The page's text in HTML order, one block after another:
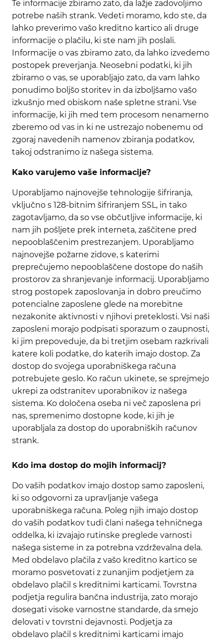
Te informacije zbiramo zato, da lažje zadovoljimo
potrebe naših strank. Vedeti moramo, kdo ste, da
lahko preverimo vašo kreditno kartico ali druge
informacije o plačilu, ki ste nam jih poslali.
Informacije o vas zbiramo zato, da lahko izvedemo
postopek preverjanja. Neosebni podatki, ki jih
zbiramo o vas, se uporabljajo zato, da vam lahko
ponudimo boljšo storitev in da izboljšamo vašo
izkušnjo med obiskom naše spletne strani. Vse
informacije, ki jih med tem procesom nenamerno
zberemo od vas in ki ne ustrezajo nobenemu od
zgoraj navedenih namenov zbiranja podatkov,
takoj odstranimo iz našega sistema.
Kako varujemo vaše informacije?
Uporabljamo najnovejše tehnologije šifriranja,
vključno s 128-bitnim šifriranjem SSL, in tako
zagotavljamo, da so vse občutljive informacije, ki
nam jih pošljete prek interneta, zaščitene pred
nepooblaščenim prestrezanjem. Uporabljamo
najnovejše požarne zidove, s katerimi
preprečujemo nepooblaščene dostope do naših
prostorov za shranjevanje informacij. Uporabljamo
strog postopek zaposlovanja in dobro preučimo
potencialne zaposlene glede na morebitne
nezakonite aktivnosti v njihovi preteklosti. Vsi naši
zaposleni morajo podpisati sporazum o zaupnosti,
ki jim prepoveduje, da bi tretjim osebam razkrivali
katere koli podatke, do katerih imajo dostop. Za
dostop do svojega uporabniškega računa
potrebujete geslo. Ko račun ukinete, se sprejmejo
ukrepi za odstranitev uporabnikov iz našega
sistema. Ko določena oseba ni več zaposlena pri
nas, spremenimo dostopne kode, ki jih je
uporabljala za dostop do uporabniških računov
strank.
Kdo ima dostop do mojih informacij?
Do vaših podatkov imajo dostop samo zaposleni,
ki so odgovorni za upravljanje vašega
uporabniškega računa. Poleg njih imajo dostop
do vaših podatkov tudi člani našega tehničnega
oddelka, ki izvajajo rutinske preglede varnosti
našega sisteme in za potrebna vzdrževalna dela.
Med obdelavo plačila z vašo kreditno kartico se
moramo posvetovati z zunanjim podjetjem za
obdelavo plačil s kreditnimi karticami. Tovrstna
podjetja regulira bančna industrija, zato morajo
dosegati visoke varnostne standarde, da smejo
delovati v tovrstni dejavnosti. Podjetja za
obdelavo plačil s kreditnimi karticami imajo